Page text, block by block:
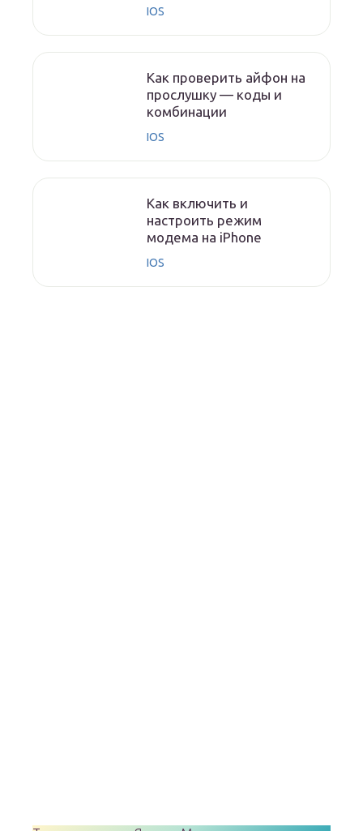
IOS
Как проверить айфон на
прослушку — коды и
комбинации
IOS
Как включить и
настроить режим
модема на iPhone
IOS